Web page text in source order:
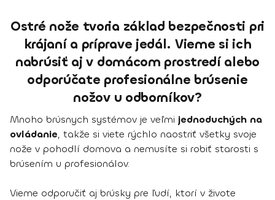
Ostré nože tvoria základ bezpečnosti pri
krájaní a príprave jedál. Vieme si ich
nabrúsiť aj v domácom prostredí alebo
odporúčate profesionálne brúsenie
nožov u odborníkov?
Mnoho brúsnych systémov je veľmi jednoduchých na
ovládanie, takže si viete rýchlo naostriť všetky svoje
nože v pohodlí domova a nemusíte si robiť starosti s
brúsením u profesionálov.
Vieme odporučiť aj brúsky pre ľudí, ktorí v živote